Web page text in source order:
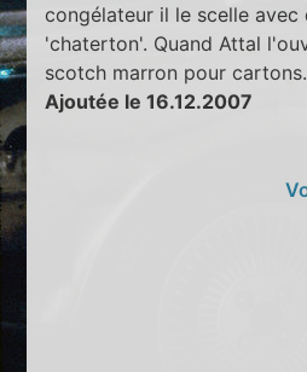
congélateur il le scelle
'chaterton'. Quand Attal
scotch marron pour cartons.
Ajoutée le 16.12.2007